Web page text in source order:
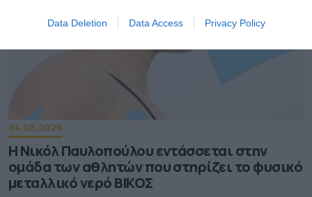
Data Deletion Data Access Privacy Policy
04.08.2026
Η Νικόλ Παυλοπούλου εντάσσεται στην
ομάδα των αθλητών που στηρίζει το φυσικό
μεταλλικό νερό ΒΙΚΟΣ